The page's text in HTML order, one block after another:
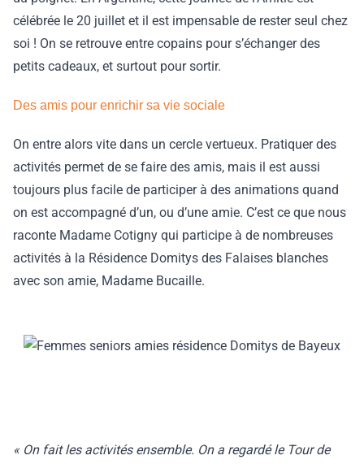
célébrée le 20 juillet et il est impensable de rester seul chez
soi ! On se retrouve entre copains pour s’échanger des
petits cadeaux, et surtout pour sortir.
Des amis pour enrichir sa vie sociale
On entre alors vite dans un cercle vertueux. Pratiquer des
activités permet de se faire des amis, mais il est aussi
toujours plus facile de participer à des animations quand
on est accompagné d’un, ou d’une amie. C’est ce que nous
raconte Madame Cotigny qui participe à de nombreuses
activités à la Résidence Domitys des Falaises blanches
avec son amie, Madame Bucaille.
« On fait les activités ensemble. On a regardé le Tour de